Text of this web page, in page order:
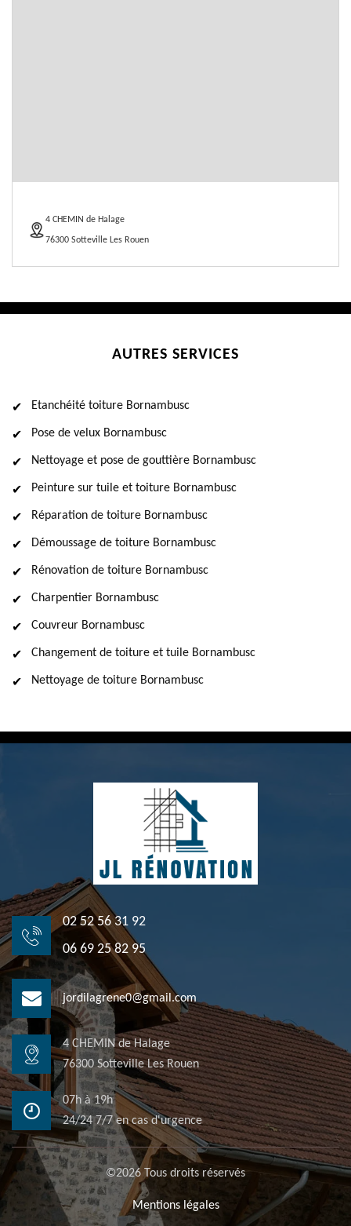
4 CHEMIN de Halage
76300 Sotteville Les Rouen
AUTRES SERVICES
Etanchéité toiture Bornambusc
Pose de velux Bornambusc
Nettoyage et pose de gouttière Bornambusc
Peinture sur tuile et toiture Bornambusc
Réparation de toiture Bornambusc
Démoussage de toiture Bornambusc
Rénovation de toiture Bornambusc
Charpentier Bornambusc
Couvreur Bornambusc
Changement de toiture et tuile Bornambusc
Nettoyage de toiture Bornambusc
02 52 56 31 92
06 69 25 82 95
jordilagrene0@gmail.com
4 CHEMIN de Halage
76300 Sotteville Les Rouen
07h à 19h
24/24 7/7 en cas d'urgence
©2026 Tous droits réservés
Mentions légales